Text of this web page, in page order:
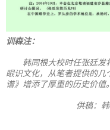
训森注：
韩同根大校时任张廷发
眼识文化，从笔者提供的
谱》增添了厚重的历史价值。
供稿：